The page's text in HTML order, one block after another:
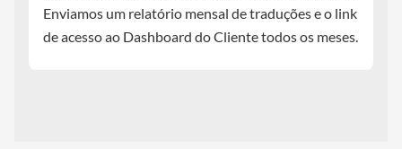
Enviamos um relatório mensal de traduções e o link
de acesso ao Dashboard do Cliente todos os meses.